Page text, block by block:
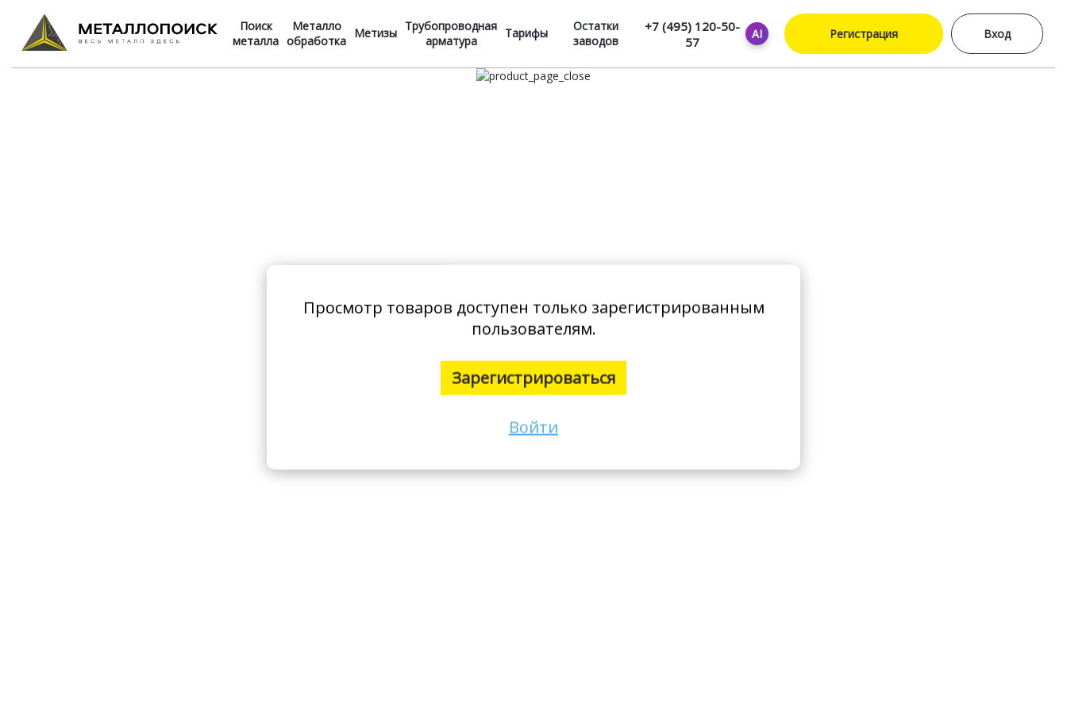
Поиск
металла
Металло
обработка Метизы Трубопроводная
арматура
Тарифы
Остатки
заводов
+7 (495) 120-50-
57
AI Регистрация Вход
Просмотр товаров доступен только зарегистрированным
пользователям.
Зарегистрироваться
Войти